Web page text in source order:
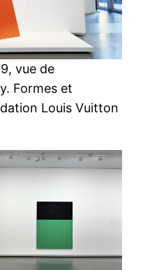
vue de
Formes et
Louis Vuitton